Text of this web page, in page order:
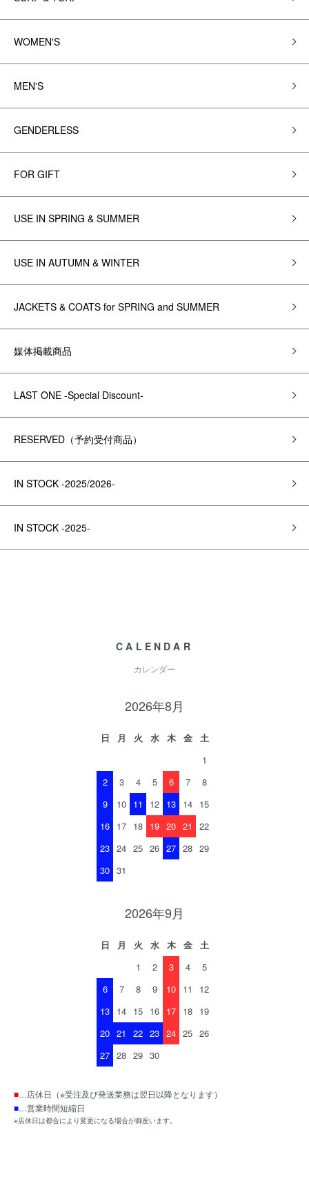
WOMEN'S
MEN'S
GENDERLESS
FOR GIFT
USE IN SPRING & SUMMER
USE IN AUTUMN & WINTER
JACKETS & COATS for SPRING and SUMMER
媒体掲載商品
LAST ONE -Special Discount-
RESERVED（予約受付商品）
IN STOCK -2025/2026-
IN STOCK -2025-
CALENDAR
カレンダー
2026年8月
日 月 火 水 木 金
土
1
2
3 4 5 6 7
8
9
10 11 12 13 14 15
16 17 18 19 20 21
22
23 24 25 26 27 28 29
30 31
2026年9月
日 月 火 水 木 金
土
1
2 3 4
5
6
7 8 9 10 11
12
13 14 15 16 17 18 19
20 21 22 23 24 25 26
27 28 29 30
■…店休日（※受注及び発送業務は翌日以降となります）
■…営業時間短縮日
※店休日は都合により変更になる場合が御座います。